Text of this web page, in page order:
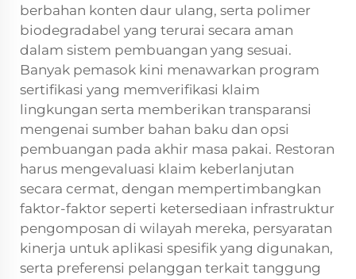
berbahan konten daur ulang, serta polimer
biodegradabel yang terurai secara aman
dalam sistem pembuangan yang sesuai.
Banyak pemasok kini menawarkan program
sertifikasi yang memverifikasi klaim
lingkungan serta memberikan transparansi
mengenai sumber bahan baku dan opsi
pembuangan pada akhir masa pakai. Restoran
harus mengevaluasi klaim keberlanjutan
secara cermat, dengan mempertimbangkan
faktor-faktor seperti ketersediaan infrastruktur
pengomposan di wilayah mereka, persyaratan
kinerja untuk aplikasi spesifik yang digunakan,
serta preferensi pelanggan terkait tanggung